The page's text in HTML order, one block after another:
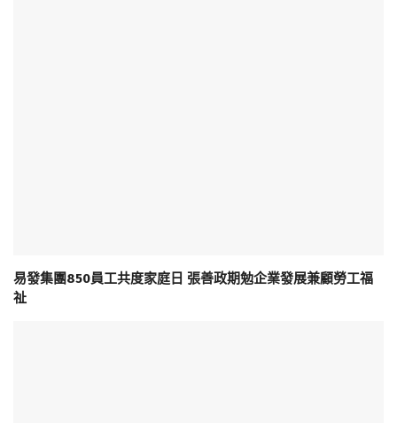
易發集團850員工共度家庭日 張善政期勉企業發展兼顧勞工福
祉